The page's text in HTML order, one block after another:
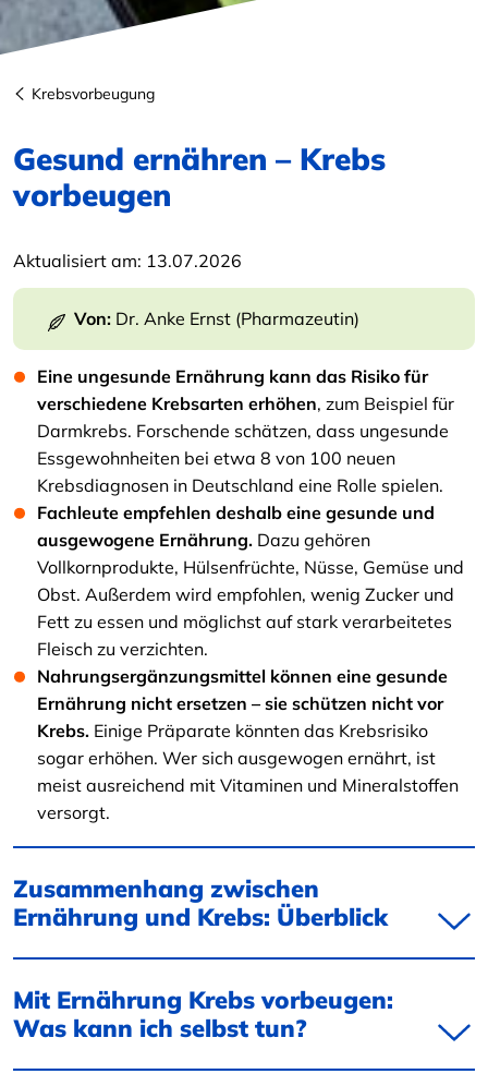
Krebsvorbeugung
Gesund ernähren – Krebs
vorbeugen
Aktualisiert am: 13.07.2026
Von: Dr. Anke Ernst (Pharmazeutin)
Eine ungesunde Ernährung kann das Risiko für
verschiedene Krebsarten erhöhen, zum Beispiel für
Darmkrebs. Forschende schätzen, dass ungesunde
Essgewohnheiten bei etwa 8 von 100 neuen
Krebsdiagnosen in Deutschland eine Rolle spielen.
Fachleute empfehlen deshalb eine gesunde und
ausgewogene Ernährung. Dazu gehören
Vollkornprodukte, Hülsenfrüchte, Nüsse, Gemüse und
Obst. Außerdem wird empfohlen, wenig Zucker und
Fett zu essen und möglichst auf stark verarbeitetes
Fleisch zu verzichten.
Nahrungsergänzungsmittel können eine gesunde
Ernährung nicht ersetzen – sie schützen nicht vor
Krebs. Einige Präparate könnten das Krebsrisiko
sogar erhöhen. Wer sich ausgewogen ernährt, ist
meist ausreichend mit Vitaminen und Mineralstoffen
versorgt.
Zusammenhang zwischen
Ernährung und Krebs: Überblick
Mit Ernährung Krebs vorbeugen:
Was kann ich selbst tun?